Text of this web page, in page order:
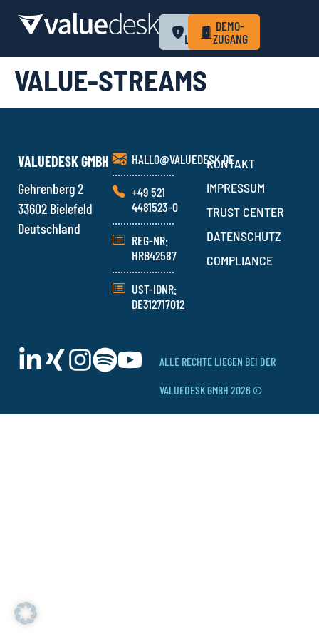
ZUM
LOGIN
DEMO-
ZUGANG
VALUE-STREAMS
VALUEDESK GMBH
Gehrenberg 2
33602 Bielefeld
Deutschland
HALLO@VALUEDESK.DE
+49 521
4481523-0
REG-NR:
HRB42587
UST-IDNR:
DE312717012
KONTAKT
IMPRESSUM
TRUST CENTER
DATENSCHUTZ
COMPLIANCE
ALLE RECHTE LIEGEN BEI DER
VALUEDESK GMBH 2026 ©